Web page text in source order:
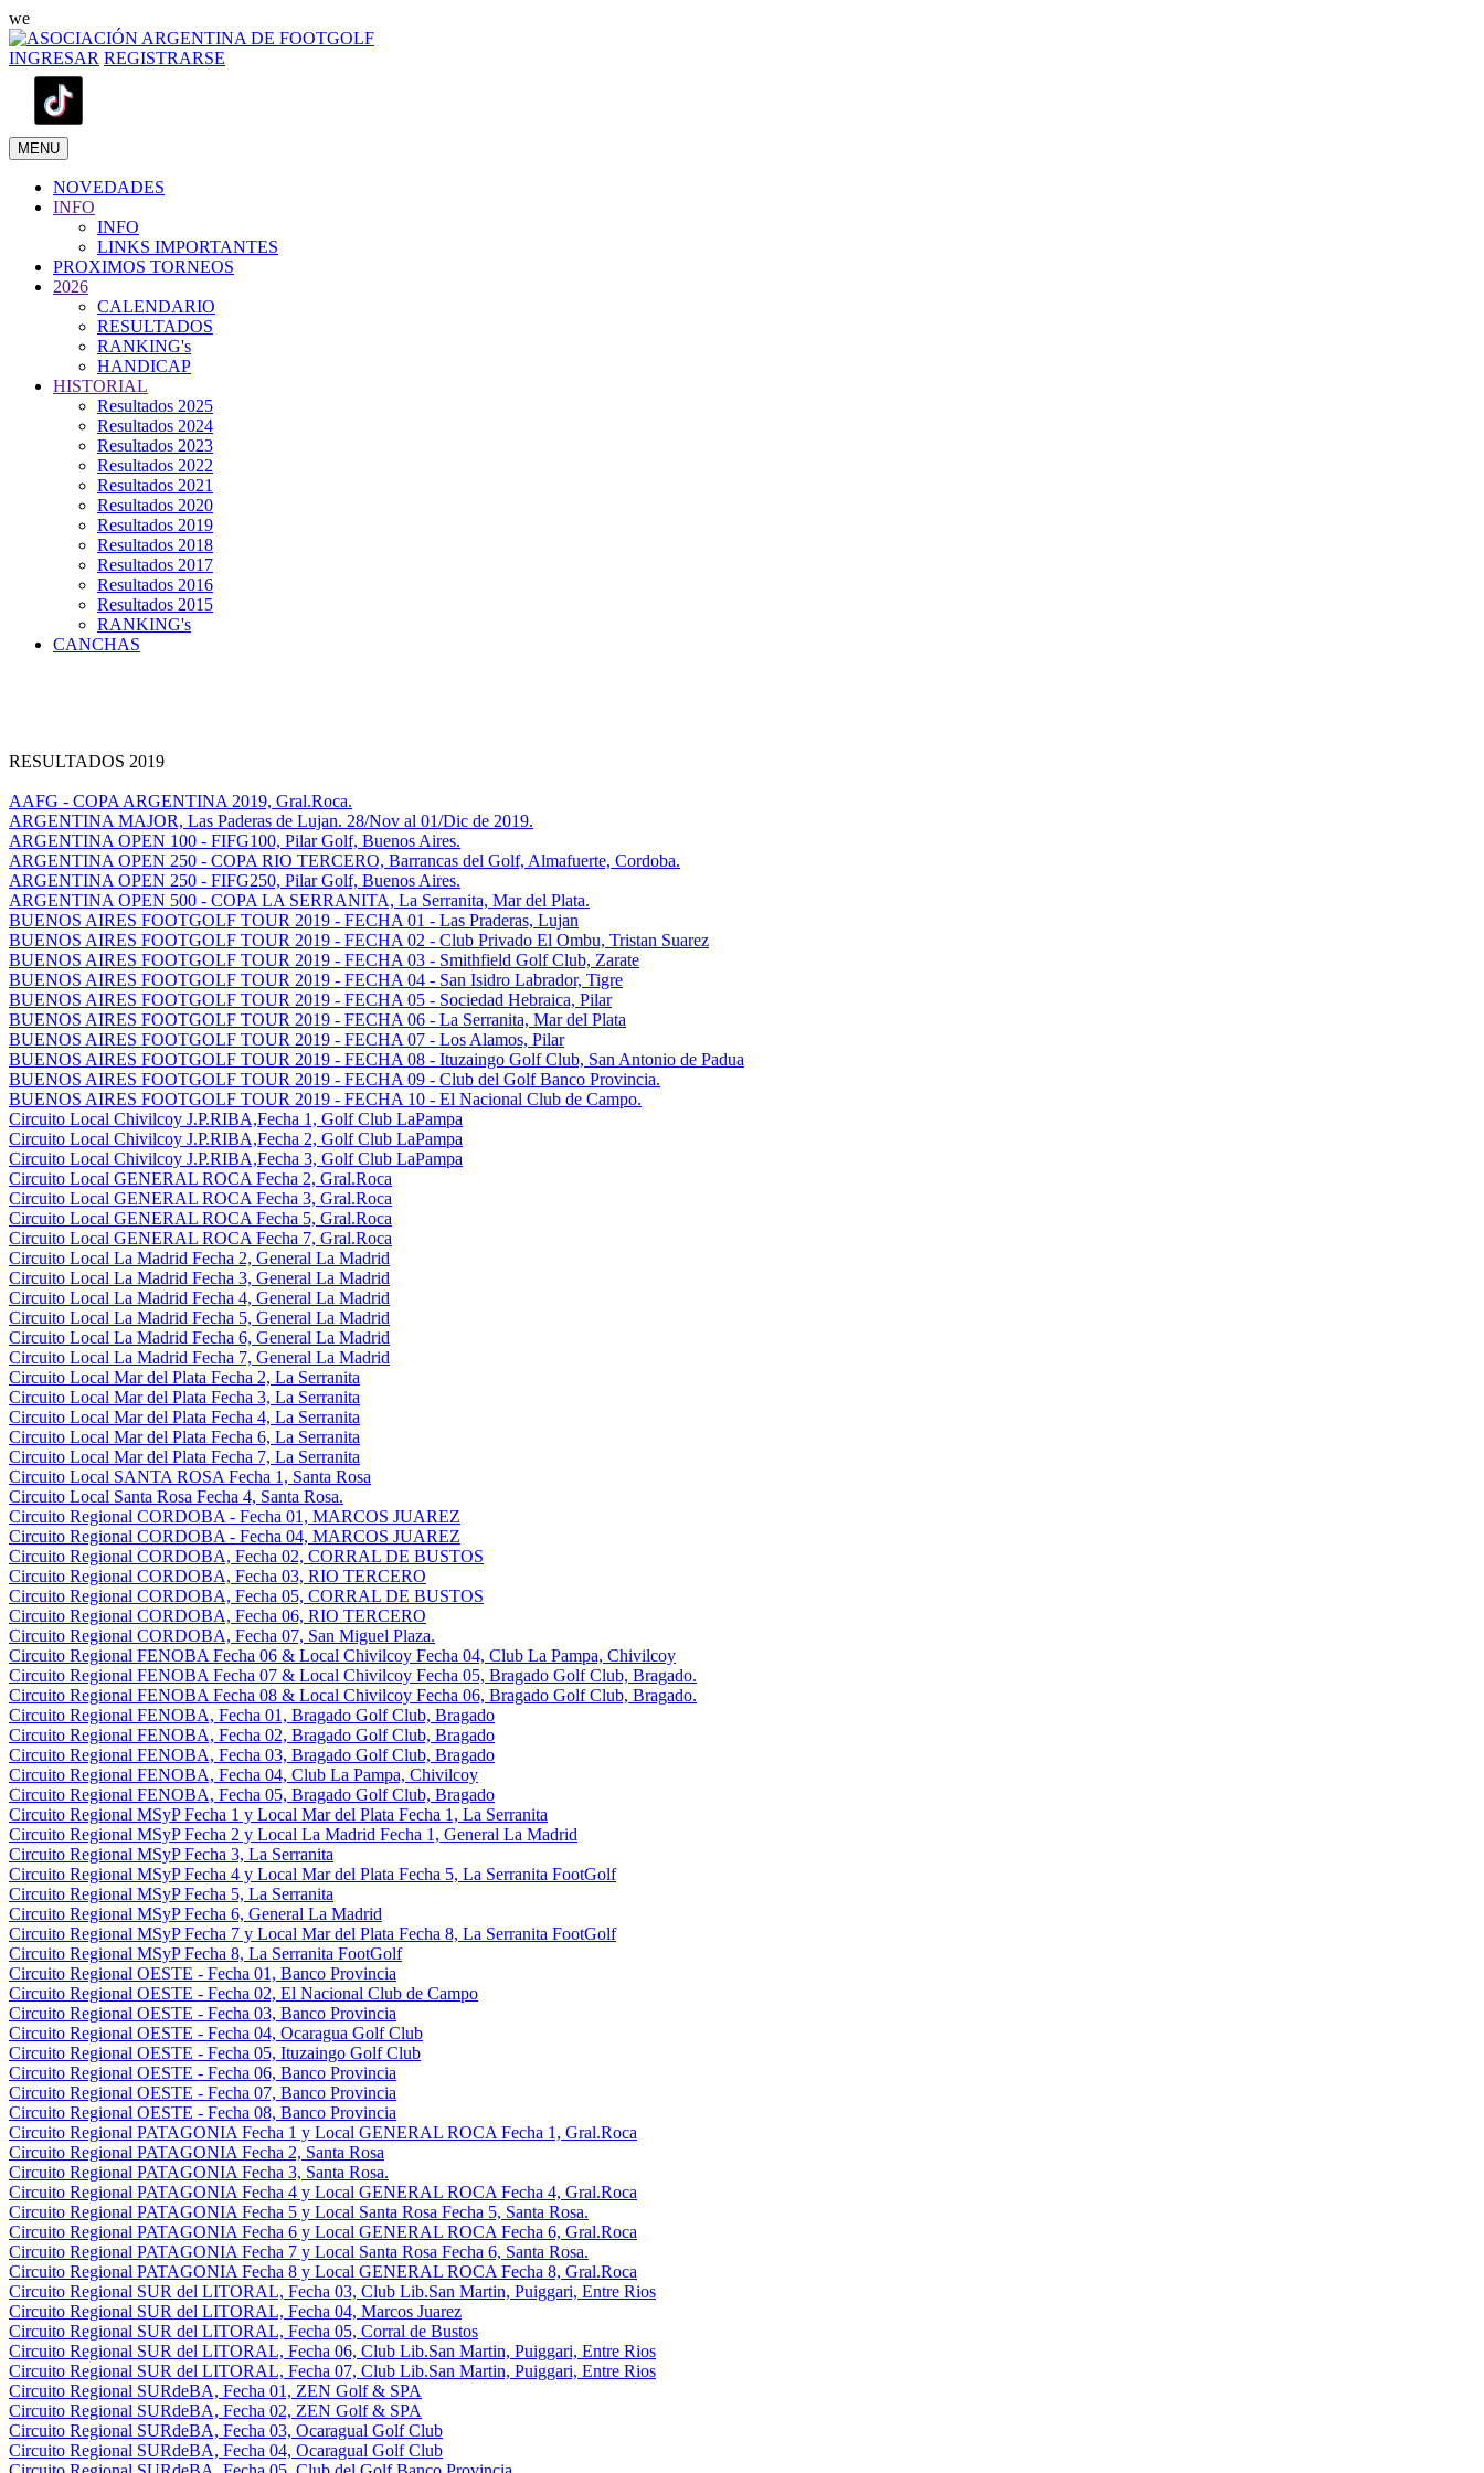
we
INGRESAR REGISTRARSE
MENU
NOVEDADES
INFO
INFO
LINKS IMPORTANTES
PROXIMOS TORNEOS
2026
CALENDARIO
RESULTADOS
RANKING's
HANDICAP
HISTORIAL
Resultados 2025
Resultados 2024
Resultados 2023
Resultados 2022
Resultados 2021
Resultados 2020
Resultados 2019
Resultados 2018
Resultados 2017
Resultados 2016
Resultados 2015
RANKING's
CANCHAS
RESULTADOS 2019
AAFG - COPA ARGENTINA 2019, Gral.Roca.
ARGENTINA MAJOR, Las Paderas de Lujan. 28/Nov al 01/Dic de 2019.
ARGENTINA OPEN 100 - FIFG100, Pilar Golf, Buenos Aires.
ARGENTINA OPEN 250 - COPA RIO TERCERO, Barrancas del Golf, Almafuerte, Cordoba.
ARGENTINA OPEN 250 - FIFG250, Pilar Golf, Buenos Aires.
ARGENTINA OPEN 500 - COPA LA SERRANITA, La Serranita, Mar del Plata.
BUENOS AIRES FOOTGOLF TOUR 2019 - FECHA 01 - Las Praderas, Lujan
BUENOS AIRES FOOTGOLF TOUR 2019 - FECHA 02 - Club Privado El Ombu, Tristan Suarez
BUENOS AIRES FOOTGOLF TOUR 2019 - FECHA 03 - Smithfield Golf Club, Zarate
BUENOS AIRES FOOTGOLF TOUR 2019 - FECHA 04 - San Isidro Labrador, Tigre
BUENOS AIRES FOOTGOLF TOUR 2019 - FECHA 05 - Sociedad Hebraica, Pilar
BUENOS AIRES FOOTGOLF TOUR 2019 - FECHA 06 - La Serranita, Mar del Plata
BUENOS AIRES FOOTGOLF TOUR 2019 - FECHA 07 - Los Alamos, Pilar
BUENOS AIRES FOOTGOLF TOUR 2019 - FECHA 08 - Ituzaingo Golf Club, San Antonio de Padua
BUENOS AIRES FOOTGOLF TOUR 2019 - FECHA 09 - Club del Golf Banco Provincia.
BUENOS AIRES FOOTGOLF TOUR 2019 - FECHA 10 - El Nacional Club de Campo.
Circuito Local Chivilcoy J.P.RIBA,Fecha 1, Golf Club LaPampa
Circuito Local Chivilcoy J.P.RIBA,Fecha 2, Golf Club LaPampa
Circuito Local Chivilcoy J.P.RIBA,Fecha 3, Golf Club LaPampa
Circuito Local GENERAL ROCA Fecha 2, Gral.Roca
Circuito Local GENERAL ROCA Fecha 3, Gral.Roca
Circuito Local GENERAL ROCA Fecha 5, Gral.Roca
Circuito Local GENERAL ROCA Fecha 7, Gral.Roca
Circuito Local La Madrid Fecha 2, General La Madrid
Circuito Local La Madrid Fecha 3, General La Madrid
Circuito Local La Madrid Fecha 4, General La Madrid
Circuito Local La Madrid Fecha 5, General La Madrid
Circuito Local La Madrid Fecha 6, General La Madrid
Circuito Local La Madrid Fecha 7, General La Madrid
Circuito Local Mar del Plata Fecha 2, La Serranita
Circuito Local Mar del Plata Fecha 3, La Serranita
Circuito Local Mar del Plata Fecha 4, La Serranita
Circuito Local Mar del Plata Fecha 6, La Serranita
Circuito Local Mar del Plata Fecha 7, La Serranita
Circuito Local SANTA ROSA Fecha 1, Santa Rosa
Circuito Local Santa Rosa Fecha 4, Santa Rosa.
Circuito Regional CORDOBA - Fecha 01, MARCOS JUAREZ
Circuito Regional CORDOBA - Fecha 04, MARCOS JUAREZ
Circuito Regional CORDOBA, Fecha 02, CORRAL DE BUSTOS
Circuito Regional CORDOBA, Fecha 03, RIO TERCERO
Circuito Regional CORDOBA, Fecha 05, CORRAL DE BUSTOS
Circuito Regional CORDOBA, Fecha 06, RIO TERCERO
Circuito Regional CORDOBA, Fecha 07, San Miguel Plaza.
Circuito Regional FENOBA Fecha 06 & Local Chivilcoy Fecha 04, Club La Pampa, Chivilcoy
Circuito Regional FENOBA Fecha 07 & Local Chivilcoy Fecha 05, Bragado Golf Club, Bragado.
Circuito Regional FENOBA Fecha 08 & Local Chivilcoy Fecha 06, Bragado Golf Club, Bragado.
Circuito Regional FENOBA, Fecha 01, Bragado Golf Club, Bragado
Circuito Regional FENOBA, Fecha 02, Bragado Golf Club, Bragado
Circuito Regional FENOBA, Fecha 03, Bragado Golf Club, Bragado
Circuito Regional FENOBA, Fecha 04, Club La Pampa, Chivilcoy
Circuito Regional FENOBA, Fecha 05, Bragado Golf Club, Bragado
Circuito Regional MSyP Fecha 1 y Local Mar del Plata Fecha 1, La Serranita
Circuito Regional MSyP Fecha 2 y Local La Madrid Fecha 1, General La Madrid
Circuito Regional MSyP Fecha 3, La Serranita
Circuito Regional MSyP Fecha 4 y Local Mar del Plata Fecha 5, La Serranita FootGolf
Circuito Regional MSyP Fecha 5, La Serranita
Circuito Regional MSyP Fecha 6, General La Madrid
Circuito Regional MSyP Fecha 7 y Local Mar del Plata Fecha 8, La Serranita FootGolf
Circuito Regional MSyP Fecha 8, La Serranita FootGolf
Circuito Regional OESTE - Fecha 01, Banco Provincia
Circuito Regional OESTE - Fecha 02, El Nacional Club de Campo
Circuito Regional OESTE - Fecha 03, Banco Provincia
Circuito Regional OESTE - Fecha 04, Ocaragua Golf Club
Circuito Regional OESTE - Fecha 05, Ituzaingo Golf Club
Circuito Regional OESTE - Fecha 06, Banco Provincia
Circuito Regional OESTE - Fecha 07, Banco Provincia
Circuito Regional OESTE - Fecha 08, Banco Provincia
Circuito Regional PATAGONIA Fecha 1 y Local GENERAL ROCA Fecha 1, Gral.Roca
Circuito Regional PATAGONIA Fecha 2, Santa Rosa
Circuito Regional PATAGONIA Fecha 3, Santa Rosa.
Circuito Regional PATAGONIA Fecha 4 y Local GENERAL ROCA Fecha 4, Gral.Roca
Circuito Regional PATAGONIA Fecha 5 y Local Santa Rosa Fecha 5, Santa Rosa.
Circuito Regional PATAGONIA Fecha 6 y Local GENERAL ROCA Fecha 6, Gral.Roca
Circuito Regional PATAGONIA Fecha 7 y Local Santa Rosa Fecha 6, Santa Rosa.
Circuito Regional PATAGONIA Fecha 8 y Local GENERAL ROCA Fecha 8, Gral.Roca
Circuito Regional SUR del LITORAL, Fecha 03, Club Lib.San Martin, Puiggari, Entre Rios
Circuito Regional SUR del LITORAL, Fecha 04, Marcos Juarez
Circuito Regional SUR del LITORAL, Fecha 05, Corral de Bustos
Circuito Regional SUR del LITORAL, Fecha 06, Club Lib.San Martin, Puiggari, Entre Rios
Circuito Regional SUR del LITORAL, Fecha 07, Club Lib.San Martin, Puiggari, Entre Rios
Circuito Regional SURdeBA, Fecha 01, ZEN Golf & SPA
Circuito Regional SURdeBA, Fecha 02, ZEN Golf & SPA
Circuito Regional SURdeBA, Fecha 03, Ocaragual Golf Club
Circuito Regional SURdeBA, Fecha 04, Ocaragual Golf Club